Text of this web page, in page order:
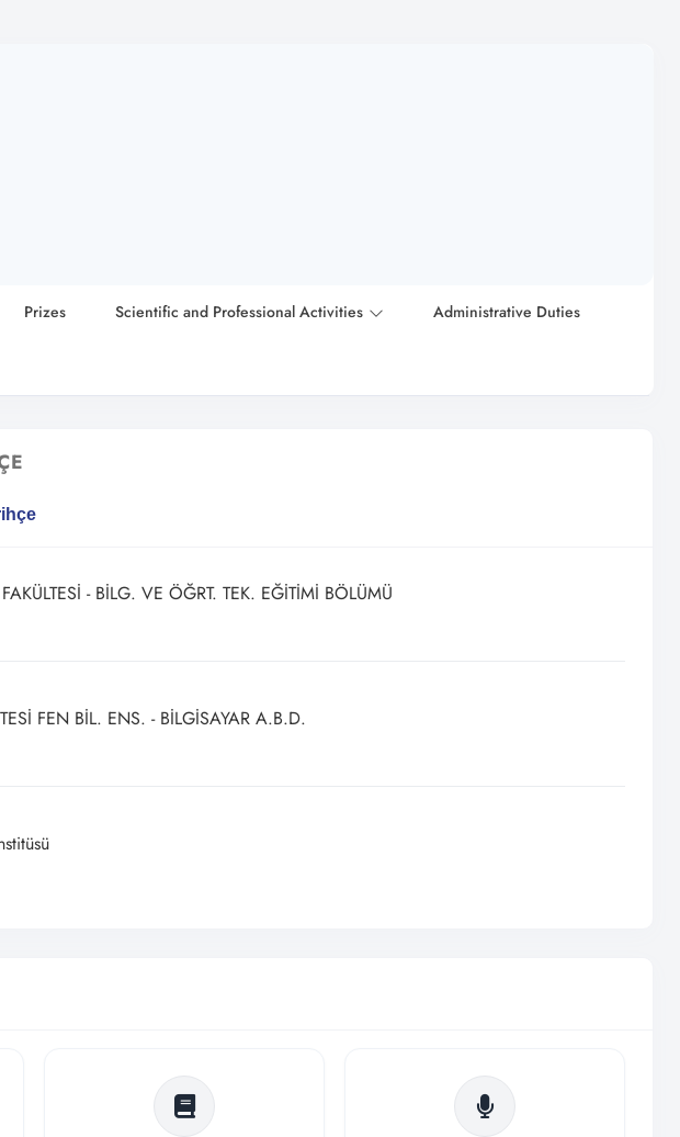
Prizes Scientific and Professional Activities Administrative Duties
- BİLG. VE ÖĞRT. TEK. EĞİTİMİ BÖLÜMÜ
FEN BİL. ENS. - BİLGİSAYAR A.B.D.